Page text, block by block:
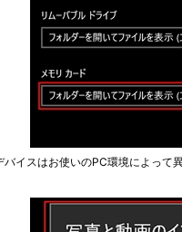
バイスはお使いのPC環境によって